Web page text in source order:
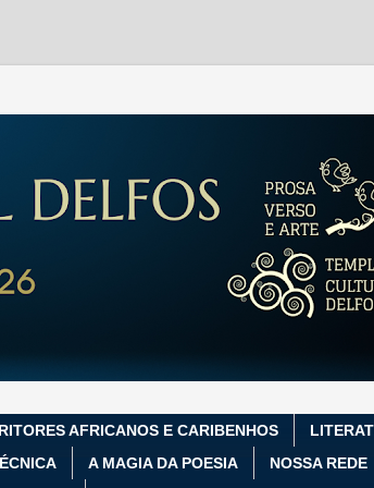
AFRICANOS E CARIBENHOS
A MAGIA DA POESIA
NOSSA REDE